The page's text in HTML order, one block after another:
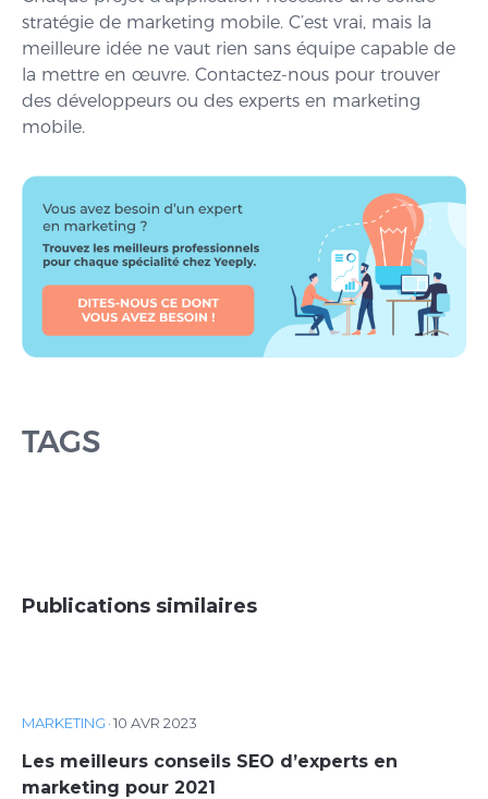
stratégie de marketing mobile. C’est vrai, mais la
meilleure idée ne vaut rien sans équipe capable de
la mettre en œuvre. Contactez-nous pour trouver
des développeurs ou des experts en marketing
mobile.
TAGS
Publications similaires
MARKETING ·10 AVR 2023
Les meilleurs conseils SEO d’experts en
marketing pour 2021